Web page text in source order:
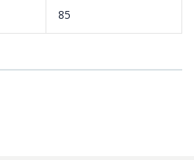
85